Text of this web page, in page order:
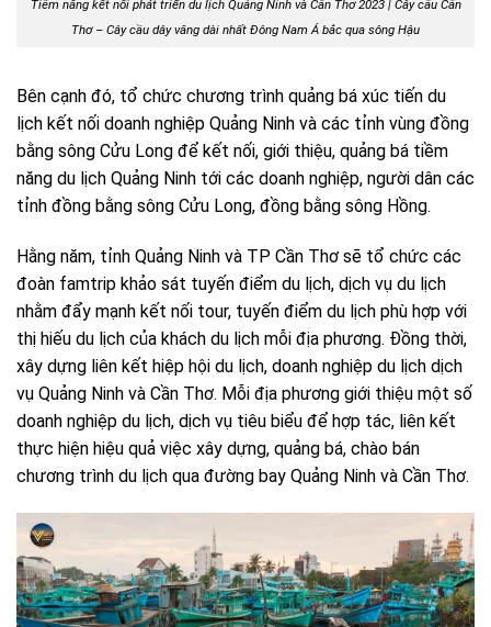
Tiềm năng kết nối phát triển du lịch Quảng Ninh và Cần Thơ 2023 | Cây cầu Cần
Thơ – Cây cầu dây văng dài nhất Đông Nam Á bắc qua sông Hậu
Bên cạnh đó, tổ chức chương trình quảng bá xúc tiến du
lịch kết nối doanh nghiệp Quảng Ninh và các tỉnh vùng đồng
bằng sông Cửu Long để kết nối, giới thiệu, quảng bá tiềm
năng du lịch Quảng Ninh tới các doanh nghiệp, người dân các
tỉnh đồng bằng sông Cửu Long, đồng bằng sông Hồng.
Hằng năm, tỉnh Quảng Ninh và TP Cần Thơ sẽ tổ chức các
đoàn famtrip khảo sát tuyến điểm du lịch, dịch vụ du lịch
nhằm đẩy mạnh kết nối tour, tuyến điểm du lịch phù hợp với
thị hiếu du lịch của khách du lịch mỗi địa phương. Đồng thời,
xây dựng liên kết hiệp hội du lịch, doanh nghiệp du lịch dịch
vụ Quảng Ninh và Cần Thơ. Mỗi địa phương giới thiệu một số
doanh nghiệp du lịch, dịch vụ tiêu biểu để hợp tác, liên kết
thực hiện hiệu quả việc xây dựng, quảng bá, chào bán
chương trình du lịch qua đường bay Quảng Ninh và Cần Thơ.